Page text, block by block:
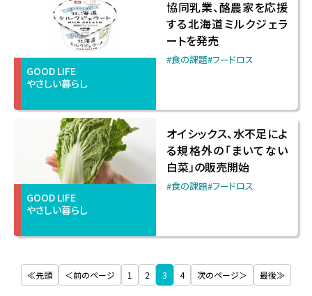
GOOD LIFE
やさしい暮らし
協同乳業、酪農家を応援
する北海道ミルクジェラ
ートを発売
#食の課題#フードロス
GOOD LIFE
やさしい暮らし
オイシックス、水不足によ
る規格外の「まいてない
白菜」の販売開始
#食の課題#フードロス
≪先頭 ＜前のページ 1 2 3 4 次のページ＞ 最後≫